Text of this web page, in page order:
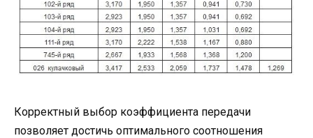
Корректный выбор коэффициента передачи
позволяет достичь оптимального соотношения